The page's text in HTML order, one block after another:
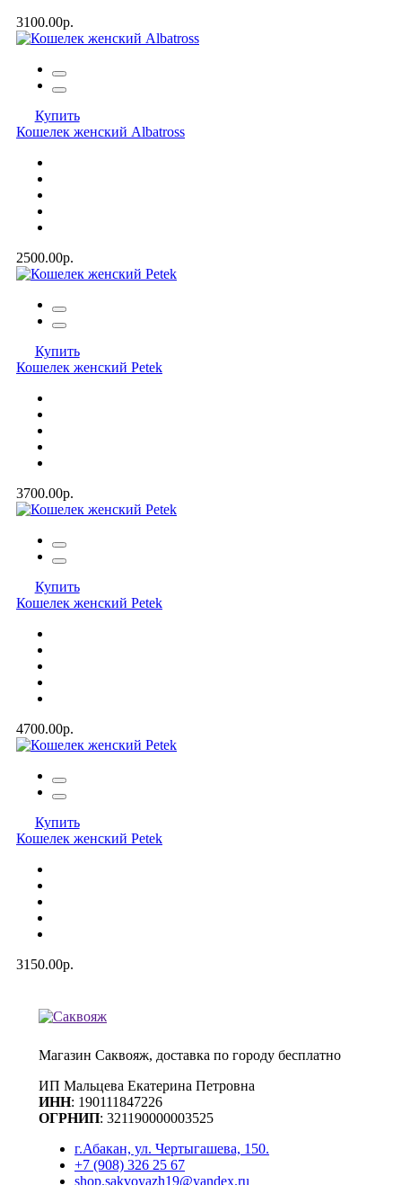
3100.00р.
Купить
Кошелек женский Albatross
2500.00р.
Купить
Кошелек женский Petek
3700.00р.
Купить
Кошелек женский Petek
4700.00р.
Купить
Кошелек женский Petek
3150.00р.
Магазин Саквояж, доставка по городу бесплатно
ИП Мальцева Екатерина Петровна
ИНН: 190111847226
ОГРНИП: 321190000003525
г.Абакан, ул. Чертыгашева, 150.
+7 (908) 326 25 67
shop.sakvoyazh19@yandex.ru